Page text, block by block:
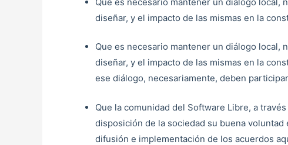
diseñar, y el impacto de las mismas en la
Que es necesario mantener un diálogo local,
diseñar, y el impacto de las mismas en la
ese diálogo, necesariamente, deben
Que la comunidad del Software Libre, a
disposición de la sociedad su buena
difusión e implementación de los acuerdos